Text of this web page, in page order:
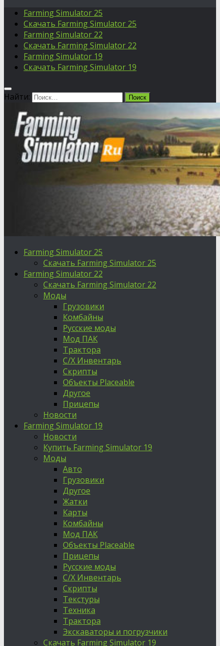
Farming Simulator 25
Скачать Farming Simulator 25
Farming Simulator 22
Скачать Farming Simulator 22
Farming Simulator 19
Скачать Farming Simulator 19
Найти:
Farming Simulator 25
Скачать Farming Simulator 25
Farming Simulator 22
Скачать Farming Simulator 22
Моды
Грузовики
Комбайны
Русские моды
Мод ПАК
Трактора
С/Х Инвентарь
Скрипты
Объекты Placeable
Другое
Прицепы
Новости
Farming Simulator 19
Новости
Купить Farming Simulator 19
Моды
Авто
Грузовики
Другое
Жатки
Карты
Комбайны
Мод ПАК
Объекты Placeable
Прицепы
Русские моды
С/Х Инвентарь
Скрипты
Текстуры
Техника
Трактора
Экскаваторы и погрузчики
Скачать Farming Simulator 19